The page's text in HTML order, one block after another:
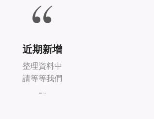
近期新增
整理資料中
請等等我們
……